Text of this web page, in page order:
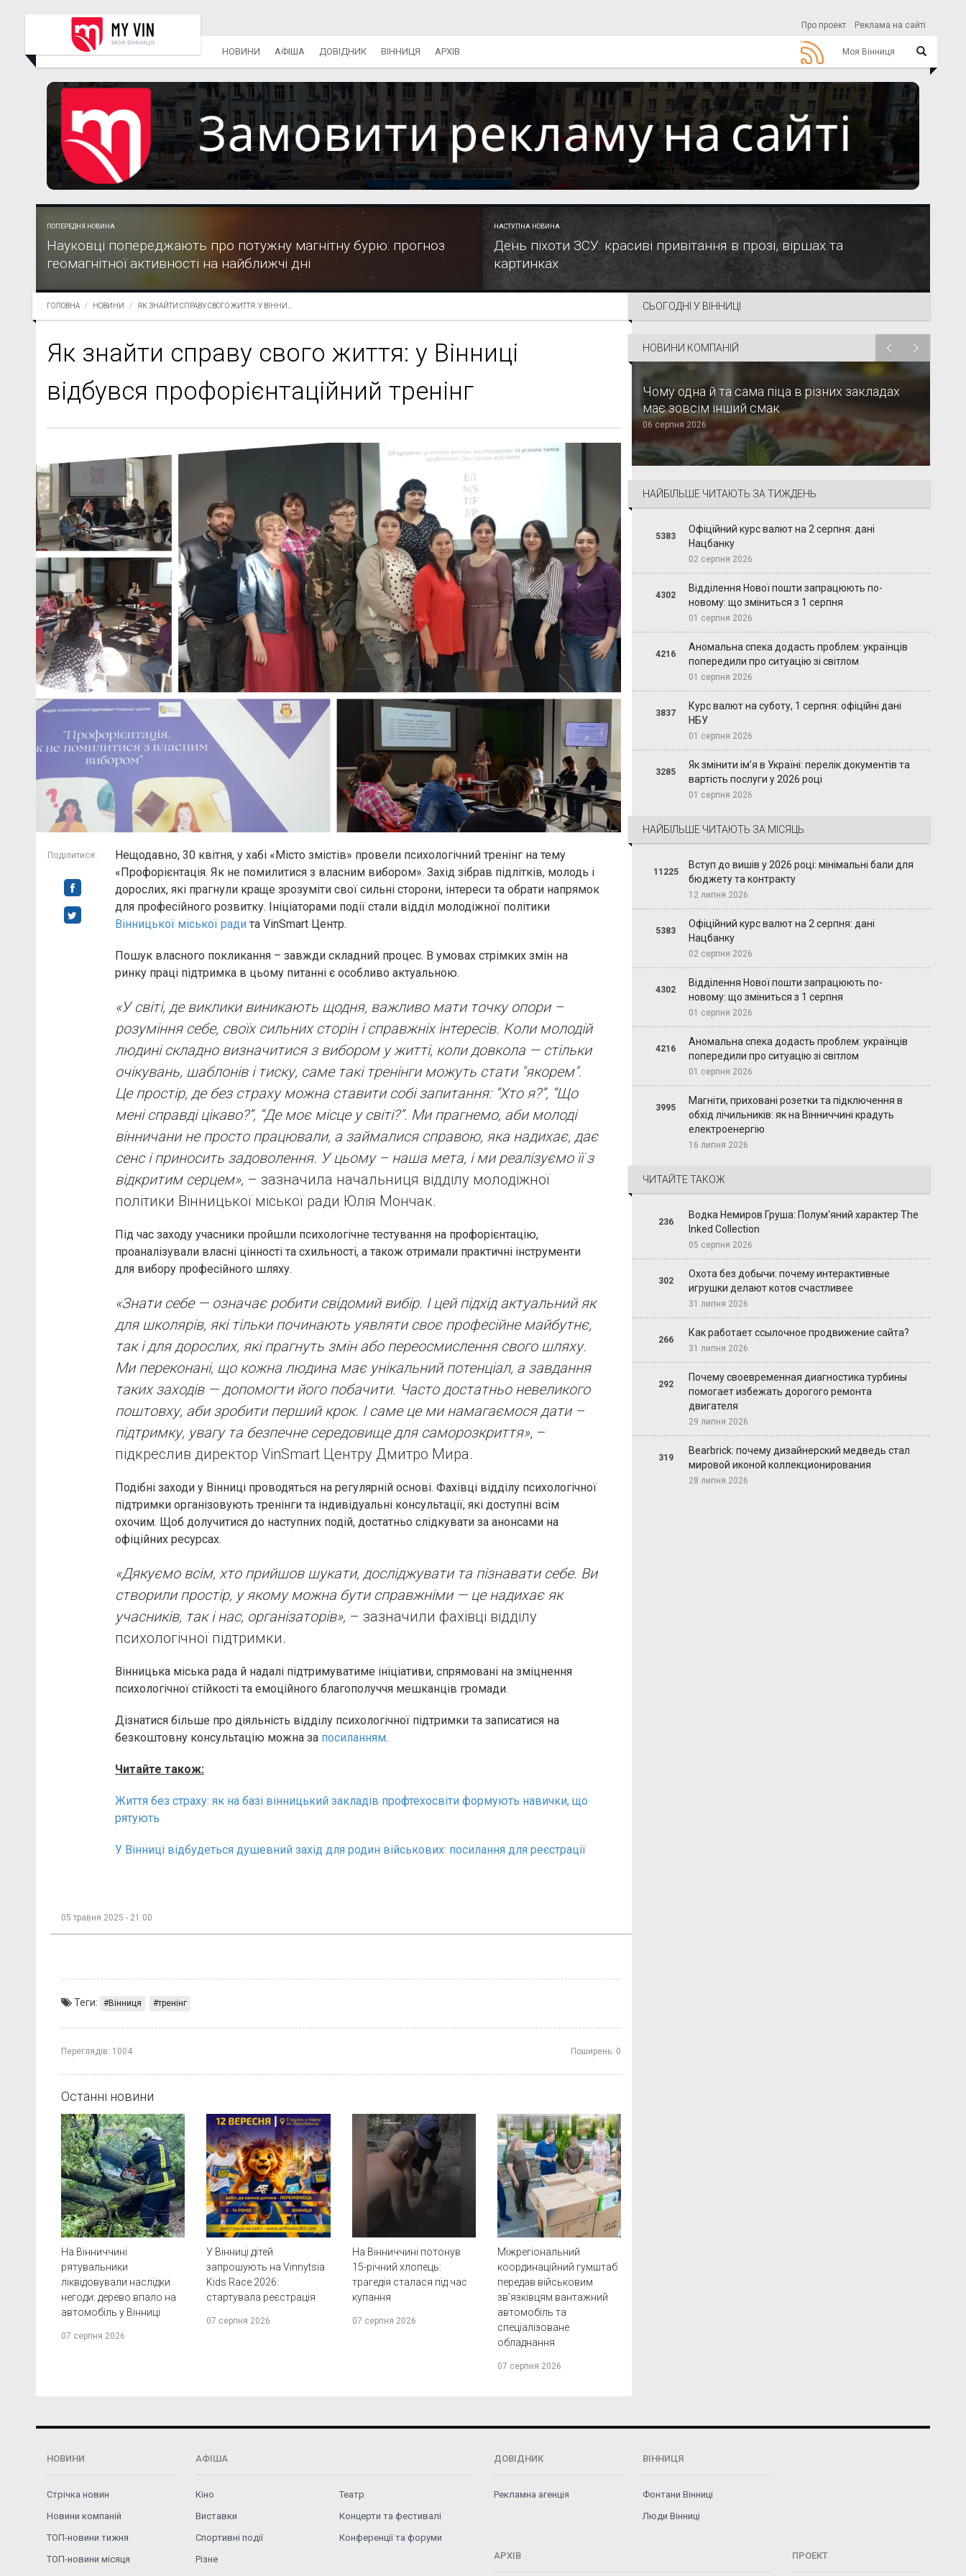
Про проект Реклама на сайті
Моя Вінниця
НОВИНИ АФІША ДОВІДНИК ВІННИЦЯ АРХІВ
ПОПЕРЕДНЯ НОВИНА
Науковці попереджають про потужну магнітну бурю: прогноз
геомагнітної активності на найближчі дні
НАСТУПНА НОВИНА
День піхоти ЗСУ: красиві привітання в прозі, віршах та
картинках
ГОЛОВНА НОВИНИ ЯК ЗНАЙТИ СПРАВУ СВОГО ЖИТТЯ: У ВІННИ...
Як знайти справу свого життя: у Вінниці
відбувся профорієнтаційний тренінг
Поділитися:
Нещодавно, 30 квітня, у хабі «Місто змістів» провели психологічний тренінг на тему
«Профорієнтація. Як не помилитися з власним вибором». Захід зібрав підлітків, молодь і
дорослих, які прагнули краще зрозуміти свої сильні сторони, інтереси та обрати напрямок
для професійного розвитку. Ініціаторами події стали відділ молодіжної політики
Вінницької міської ради та VinSmart Центр.
Пошук власного покликання – завжди складний процес. В умовах стрімких змін на
ринку праці підтримка в цьому питанні є особливо актуальною.
«У світі, де виклики виникають щодня, важливо мати точку опори –
розуміння себе, своїх сильних сторін і справжніх інтересів. Коли молодій
людині складно визначитися з вибором у житті, коли довкола — стільки
очікувань, шаблонів і тиску, саме такі тренінги можуть стати "якорем".
Це простір, де без страху можна ставити собі запитання: “Хто я?”, “Що
мені справді цікаво?”, “Де моє місце у світі?”. Ми прагнемо, аби молоді
вінничани не просто працювали, а займалися справою, яка надихає, дає
сенс і приносить задоволення. У цьому – наша мета, і ми реалізуємо її з
відкритим серцем», – зазначила начальниця відділу молодіжної
політики Вінницької міської ради Юлія Мончак.
Під час заходу учасники пройшли психологічне тестування на профорієнтацію,
проаналізували власні цінності та схильності, а також отримали практичні інструменти
для вибору професійного шляху.
«Знати себе — означає робити свідомий вибір. І цей підхід актуальний як
для школярів, які тільки починають уявляти своє професійне майбутнє,
так і для дорослих, які прагнуть змін або переосмислення свого шляху.
Ми переконані, що кожна людина має унікальний потенціал, а завдання
таких заходів — допомогти його побачити. Часто достатньо невеликого
поштовху, аби зробити перший крок. І саме це ми намагаємося дати –
підтримку, увагу та безпечне середовище для саморозкриття», –
підкреслив директор VinSmart Центру Дмитро Мира.
Подібні заходи у Вінниці проводяться на регулярній основі. Фахівці відділу психологічної
підтримки організовують тренінги та індивідуальні консультації, які доступні всім
охочим. Щоб долучитися до наступних подій, достатньо слідкувати за анонсами на
офіційних ресурсах.
«Дякуємо всім, хто прийшов шукати, досліджувати та пізнавати себе. Ви
створили простір, у якому можна бути справжніми — це надихає як
учасників, так і нас, організаторів», – зазначили фахівці відділу
психологічної підтримки.
Вінницька міська рада й надалі підтримуватиме ініціативи, спрямовані на зміцнення
психологічної стійкості та емоційного благополуччя мешканців громади.
Дізнатися більше про діяльність відділу психологічної підтримки та записатися на
безкоштовну консультацію можна за посиланням.
Читайте також:
Життя без страху: як на базі вінницький закладів профтехосвіти формують навички, що
рятують
У Вінниці відбудеться душевний захід для родин військових: посилання для реєстрації
05 травня 2025 - 21:00
Теги: Вінниця тренінг
Переглядів: 1004 Поширень: 0
Останні новини
На Вінниччині
рятувальники
ліквідовували наслідки
негоди: дерево впало на
автомобіль у Вінниці
07 серпня 2026
У Вінниці дітей
запрошують на Vinnytsia
Kids Race 2026:
стартувала реєстрація
07 серпня 2026
На Вінниччині потонув
15-річний хлопець:
трагедія сталася під час
купання
07 серпня 2026
Міжрегіональний
координаційний гумштаб
передав військовим
зв’язківцям вантажний
автомобіль та
спеціалізоване
обладнання
07 серпня 2026
СЬОГОДНІ У ВІННИЦІ
НОВИНИ КОМПАНІЙ
Чому одна й та сама піца в різних закладах
має зовсім інший смак
06 серпня 2026
НАЙБІЛЬШЕ ЧИТАЮТЬ ЗА ТИЖДЕНЬ
5383
Офіційний курс валют на 2 серпня: дані
Нацбанку
02 серпня 2026
4302
Відділення Нової пошти запрацюють по-
новому: що зміниться з 1 серпня
01 серпня 2026
4216
Аномальна спека додасть проблем: українців
попередили про ситуацію зі світлом
01 серпня 2026
3837
Курс валют на суботу, 1 серпня: офіційні дані
НБУ
01 серпня 2026
3285
Як змінити ім’я в Україні: перелік документів та
вартість послуги у 2026 році
01 серпня 2026
НАЙБІЛЬШЕ ЧИТАЮТЬ ЗА МІСЯЦЬ
11225
Вступ до вишів у 2026 році: мінімальні бали для
бюджету та контракту
12 липня 2026
5383
Офіційний курс валют на 2 серпня: дані
Нацбанку
02 серпня 2026
4302
Відділення Нової пошти запрацюють по-
новому: що зміниться з 1 серпня
01 серпня 2026
4216
Аномальна спека додасть проблем: українців
попередили про ситуацію зі світлом
01 серпня 2026
3995
Магніти, приховані розетки та підключення в
обхід лічильників: як на Вінниччині крадуть
електроенергію
16 липня 2026
ЧИТАЙТЕ ТАКОЖ
236
Водка Немиров Груша: Полум'яний характер The
Inked Collection
05 серпня 2026
302
Охота без добычи: почему интерактивные
игрушки делают котов счастливее
31 липня 2026
266
Как работает ссылочное продвижение сайта?
31 липня 2026
292
Почему своевременная диагностика турбины
помогает избежать дорогого ремонта
двигателя
29 липня 2026
319
Bearbrick: почему дизайнерский медведь стал
мировой иконой коллекционирования
28 липня 2026
НОВИНИ
Стрічка новин
Новини компаній
ТОП-новини тижня
ТОП-новини місяця
АФІША
Кіно
Театр
Виставки
Концерти та фестивалі
Спортивні події
Конференції та форуми
Різне
ДОВІДНИК
Рекламна агенція
ВІННИЦЯ
Фонтани Вінниці
Люди Вінниці
АРХІВ ПРОЕКТ